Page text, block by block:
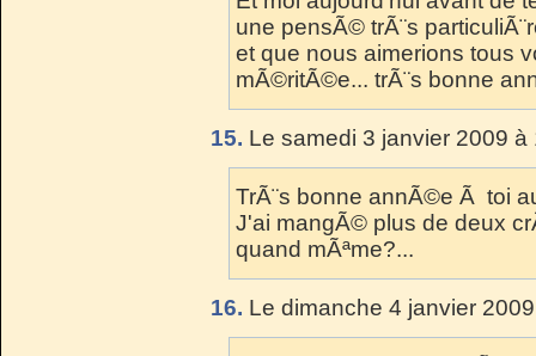
une pensÃ© trÃ¨s
et que nous aimerions tous
mÃ©ritÃ©e... trÃ¨s bonne
15. Le samedi 3 janvier 2009
TrÃ¨s bonne annÃ©e Ã toi
J'ai mangÃ© plus de deux
quand mÃªme?...
16. Le dimanche 4 janvier